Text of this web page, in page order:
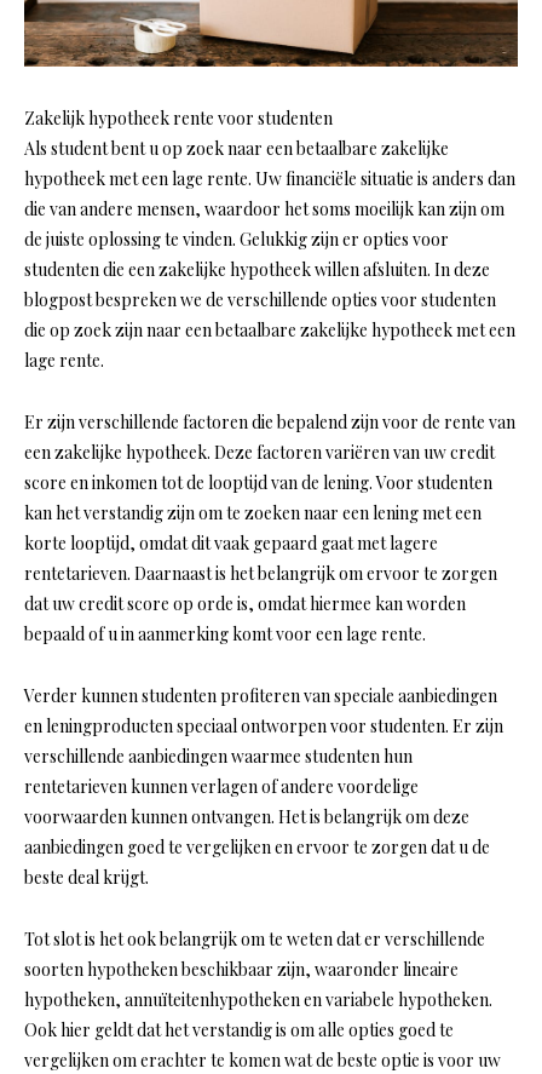
Zakelijk hypotheek rente voor studenten
Als student bent u op zoek naar een betaalbare zakelijke
hypotheek met een lage rente. Uw financiële situatie is anders dan
die van andere mensen, waardoor het soms moeilijk kan zijn om
de juiste oplossing te vinden. Gelukkig zijn er opties voor
studenten die een zakelijke hypotheek willen afsluiten. In deze
blogpost bespreken we de verschillende opties voor studenten
die op zoek zijn naar een betaalbare zakelijke hypotheek met een
lage rente.
Er zijn verschillende factoren die bepalend zijn voor de rente van
een zakelijke hypotheek. Deze factoren variëren van uw credit
score en inkomen tot de looptijd van de lening. Voor studenten
kan het verstandig zijn om te zoeken naar een lening met een
korte looptijd, omdat dit vaak gepaard gaat met lagere
rentetarieven. Daarnaast is het belangrijk om ervoor te zorgen
dat uw credit score op orde is, omdat hiermee kan worden
bepaald of u in aanmerking komt voor een lage rente.
Verder kunnen studenten profiteren van speciale aanbiedingen
en leningproducten speciaal ontworpen voor studenten. Er zijn
verschillende aanbiedingen waarmee studenten hun
rentetarieven kunnen verlagen of andere voordelige
voorwaarden kunnen ontvangen. Het is belangrijk om deze
aanbiedingen goed te vergelijken en ervoor te zorgen dat u de
beste deal krijgt.
Tot slot is het ook belangrijk om te weten dat er verschillende
soorten hypotheken beschikbaar zijn, waaronder lineaire
hypotheken, annuïteitenhypotheken en variabele hypotheken.
Ook hier geldt dat het verstandig is om alle opties goed te
vergelijken om erachter te komen wat de beste optie is voor uw